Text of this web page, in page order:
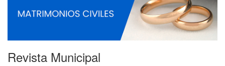
Revista Municipal